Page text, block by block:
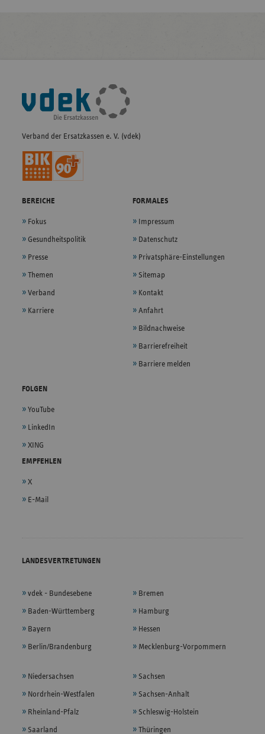
Fußleisten-
Navigation
Verband der Ersatzkassen e. V. (vdek)
BEREICHE
Fokus
Gesundheitspolitik
Presse
Themen
Verband
Karriere
FORMALES
Impressum
Datenschutz
Privatsphäre-Einstellungen
Sitemap
Kontakt
Anfahrt
Bildnachweise
Barrierefreiheit
Barriere melden
FOLGEN
YouTube
LinkedIn
XING
EMPFEHLEN
X
E-Mail
LANDESVERTRETUNGEN
vdek - Bundesebene
Baden-Württemberg
Bayern
Berlin/Brandenburg
Bremen
Hamburg
Hessen
Mecklenburg-Vorpommern
Niedersachsen
Nordrhein-Westfalen
Rheinland-Pfalz
Saarland
Sachsen
Sachsen-Anhalt
Schleswig-Holstein
Thüringen